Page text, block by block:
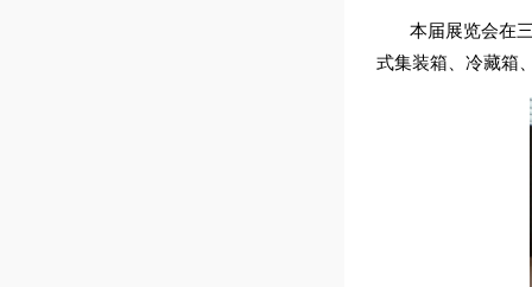
本届展览会在
式集装箱、冷藏箱